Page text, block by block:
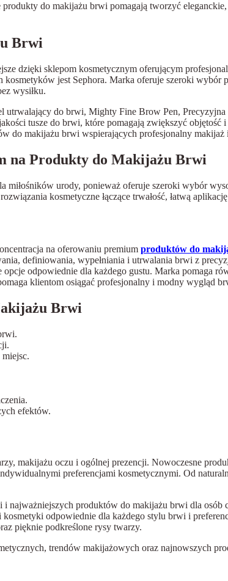
do makijażu brwi pomagają tworzyć
Brwi
dzięki sklepom kosmetycznym oferującym
jest Sephora. Marka oferuje szeroki
wysiłku.
do brwi, Mighty Fine Brow Pen,
tusze do brwi, które pomagają zwiększyć
do makijażu brwi wspierających profesjonalny
na Produkty do Makijażu Brwi
miłośników urody, ponieważ oferuje szeroki wybór
kosmetyczne łączące trwałość, łatwą
na oferowaniu premium produktów do
definiowania, wypełniania i utrwalania brwi z
odpowiednie dla każdego gustu. Marka pomaga
klientom osiągać profesjonalny i modny
Brwi
efektów.
makijażu oczu i ogólnej prezencji. Nowoczesne
preferencjami kosmetycznymi. Od
najważniejszych produktów do makijażu brwi dla
odpowiednie dla każdego stylu brwi i
pięknie podkreślone rysy twarzy.
trendów makijażowych oraz najnowszych